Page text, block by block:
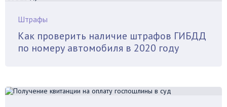
Штрафы
Как проверить наличие штрафов ГИБДД
по номеру автомобиля в 2020 году